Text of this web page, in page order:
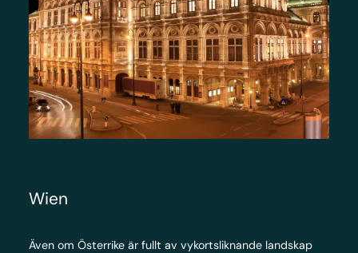
Wien
Även om Österrike är fullt av vykortsliknande landskap